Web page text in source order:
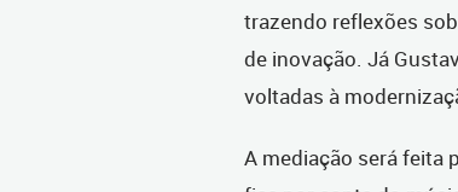
trazendo reflexões
de inovação. Já
voltadas à
A mediação será feita